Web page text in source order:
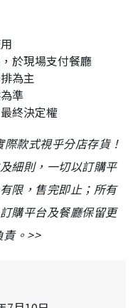
於現場支付餐廳
為主
準
終決定權
款式視乎分店存貨！
細則，一切以訂購平
限，售完即止；所有
購平台及餐廳保留更
。>>